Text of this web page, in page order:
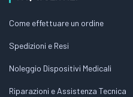
Come effettuare un ordine
Spedizioni e Resi
Noleggio Dispositivi Medicali
Riparazioni e Assistenza Tecnica